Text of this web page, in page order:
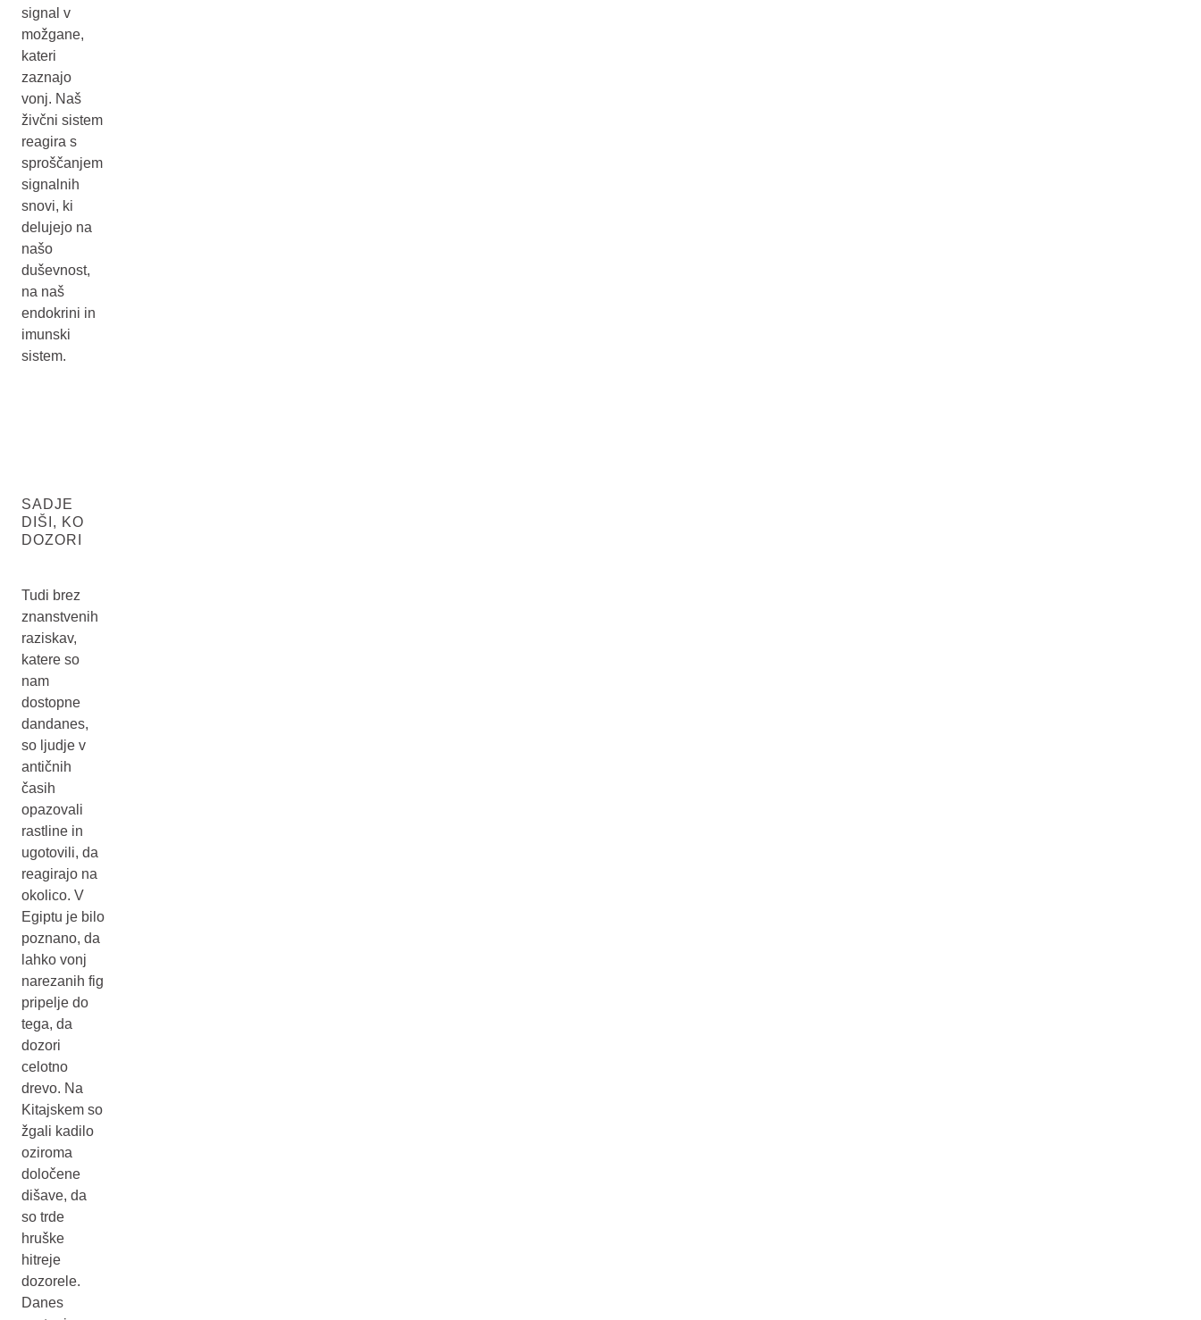
signal v
možgane,
kateri
zaznajo
vonj. Naš
živčni sistem
reagira s
sproščanjem
signalnih
snovi, ki
delujejo na
našo
duševnost,
na naš
endokrini in
imunski
sistem.
SADJE
DIŠI, KO
DOZORI
Tudi brez
znanstvenih
raziskav,
katere so
nam
dostopne
dandanes,
so ljudje v
antičnih
časih
opazovali
rastline in
ugotovili, da
reagirajo na
okolico. V
Egiptu je bilo
poznano, da
lahko vonj
narezanih fig
pripelje do
tega, da
dozori
celotno
drevo. Na
Kitajskem so
žgali kadilo
oziroma
določene
dišave, da
so trde
hruške
hitreje
dozorele.
Danes